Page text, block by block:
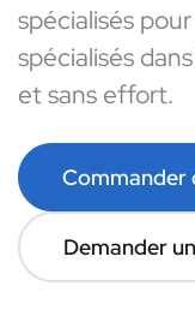
spécialisés
spécialisés
et sans effort.
Commander
Demander